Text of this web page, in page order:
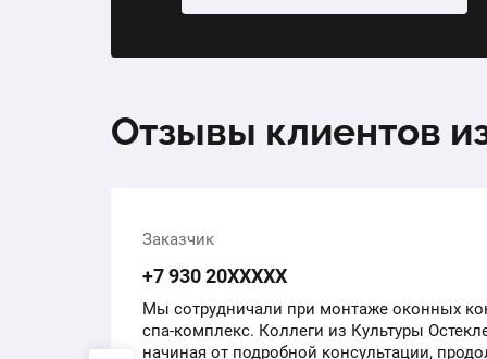
Отзывы клиентов
Заказчик
+7 930 20ХХХХХ
Мы сотрудничали при монтаже оконных
спа-комплекс. Коллеги из Культуры
начиная от подробной консультации,